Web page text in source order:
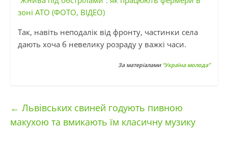
зоні АТО (ФОТО, ВІДЕО)
Так, навіть неподалік від фронту, частинки села
дають хоча б невелику розраду у важкі часи.
За матеріалами “Україна молода”
← Львівських свиней годують пивною
макухою та вмикають їм класичну музику